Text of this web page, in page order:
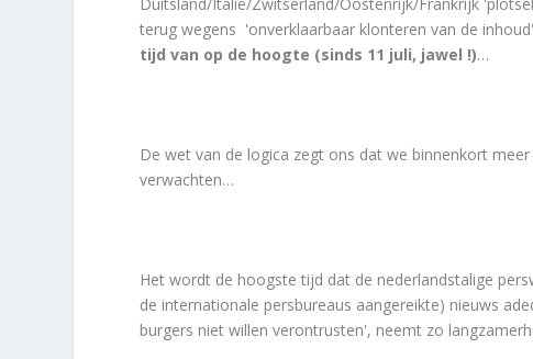
terug wegens 'onverklaarbaar klonteren van de
tijd van op de hoogte (sinds 11 juli, jawel !)…
De wet van de logica zegt ons dat we binnenkort
verwachten…
Het wordt de hoogste tijd dat de nederlandstalige
de internationale persbureaus aangereikte) nieuws
burgers niet willen verontrusten', neemt zo